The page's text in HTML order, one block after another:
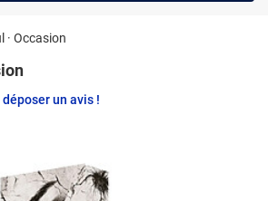
· Occasion
un avis !